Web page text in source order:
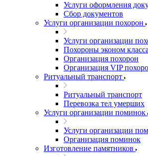
Услуги оформления
Сбор документов
Услуги организации похорон
Услуги организации
Похороны эконом класса
Организация похорон
Организация VIP
Ритуальный транспорт
Ритуальный транспорт
Перевозка тел умерших
Услуги организации поминок
Услуги организации
Организация поминок
Изготовление памятников